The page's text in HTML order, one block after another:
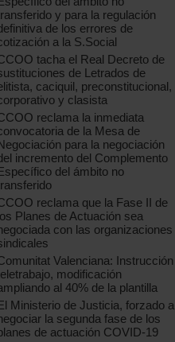
y para la regulación
de los errores de
a la S.Social
tacha el Real Decreto de
de Letrados de
caciquil, preconstitucional,
y clasista
reclama la inmediata
de la Mesa de
para la negociación
incremento del Complemento
del ámbito no
reclama que la Fase II de
Planes de Actuación sea
con las organizaciones
Valenciana: Instrucción
modificación
al 40% de la plantilla
Ministerio de Justicia, forzado a
la segunda fase de los
de actuación COVID-19